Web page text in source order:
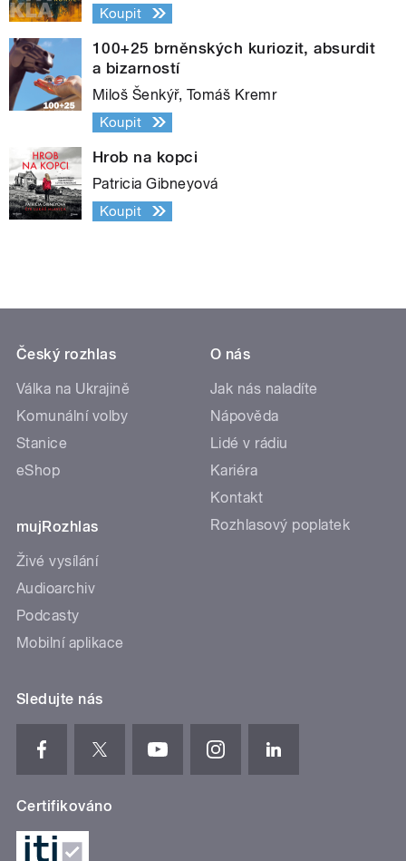
Koupit
100+25 brněnských kuriozit, absurdit
a bizarností
Miloš Šenkýř, Tomáš Kremr
Koupit
Hrob na kopci
Patricia Gibneyová
Koupit
Český rozhlas
Válka na Ukrajině
Komunální volby
Stanice
eShop
mujRozhlas
Živé vysílání
Audioarchiv
Podcasty
Mobilní aplikace
O nás
Jak nás naladíte
Nápověda
Lidé v rádiu
Kariéra
Kontakt
Rozhlasový poplatek
Sledujte nás
Certifikováno